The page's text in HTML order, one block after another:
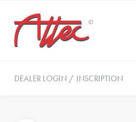
DEALER LOGIN / INSCRIPTION